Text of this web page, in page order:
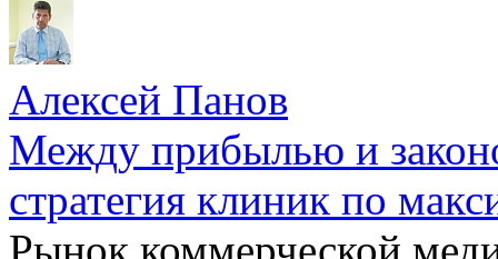
Алексей Панов
Между прибылью и
стратегия клиник по
Рынок коммерческой